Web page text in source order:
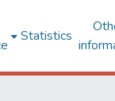
Statistics